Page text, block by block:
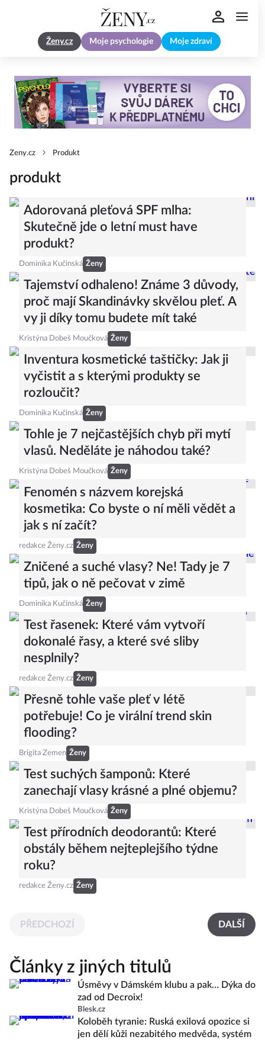
Ženy.cz Moje psychologie Moje zdraví
Zeny.cz Produkt
produkt
Adorovaná pleťová SPF mlha:
Skutečně jde o letní must have
produkt?
Dominika Kučinská Ženy
Tajemství odhaleno! Známe 3 důvody,
proč mají Skandinávky skvělou pleť. A
vy ji díky tomu budete mít také
Kristýna Dobeš Moučková Ženy
Inventura kosmetické taštičky: Jak ji
vyčistit a s kterými produkty se
rozloučit?
Dominika Kučinská Ženy
Tohle je 7 nejčastějších chyb při mytí
vlasů. Neděláte je náhodou také?
Kristýna Dobeš Moučková Ženy
Fenomén s názvem korejská
kosmetika: Co byste o ní měli vědět a
jak s ní začít?
redakce Ženy.cz Ženy
Zničené a suché vlasy? Ne! Tady je 7
tipů, jak o ně pečovat v zimě
Dominika Kučinská Ženy
Test řasenek: Které vám vytvoří
dokonalé řasy, a které své sliby
nesplnily?
redakce Ženy.cz Ženy
Přesně tohle vaše pleť v létě
potřebuje! Co je virální trend skin
flooding?
Brigita Zemen Ženy
Test suchých šamponů: Které
zanechají vlasy krásné a plné objemu?
Kristýna Dobeš Moučková Ženy
Test přírodních deodorantů: Které
obstály během nejteplejšího týdne
roku?
redakce Ženy.cz Ženy
PŘEDCHOZÍ DALŠÍ
Články z jiných titulů
Úsměvy v Dámském klubu a pak… Dýka do
zad od Decroix!
Blesk.cz
Koloběh tyranie: Ruská exilová opozice si
jen dělí kůži nezabitého medvěda, systém